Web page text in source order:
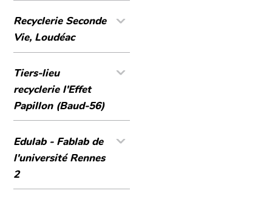
Recyclerie Seconde
Vie, Loudéac
Tiers-lieu
recyclerie l'Effet
Papillon (Baud-56)
Edulab - Fablab de
l'université Rennes
2